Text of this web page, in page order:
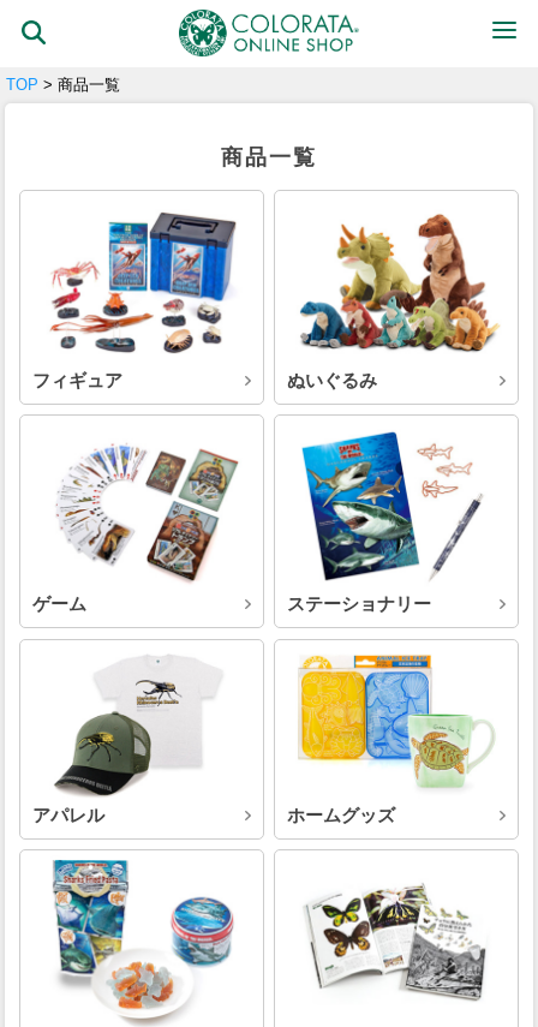
TOP > 商品一覧
商品一覧
フィギュア ぬいぐるみ
ゲーム ステーショナリー
アパレル ホームグッズ